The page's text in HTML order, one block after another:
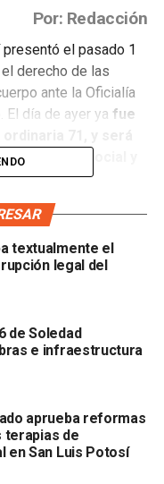
Por: Redacción
el pasado 1
derecho de las
ante la Oficialía
día de ayer ya fue
Asistencia Social y
de Salud del Estado
para la
gratuita y
de salud
que cuenten
privados.
cuando la mujer
la institución
plazo no mayor a
esta sea presentada,
que
textualmente el
legal del
de Soledad
e infraestructura
aprueba reformas
terapias de
en San Luis Potosí